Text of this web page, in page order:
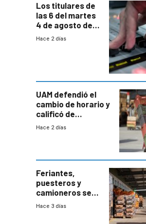
Los titulares de
las 6 del martes
4 de agosto de
2026
Hace 2 días
UAM defendió el
cambio de horario y
calificó de
“desproporcionado”
Hace 2 días
Feriantes,
puesteros y
camioneros se
movilizaron en
Hace 3 días